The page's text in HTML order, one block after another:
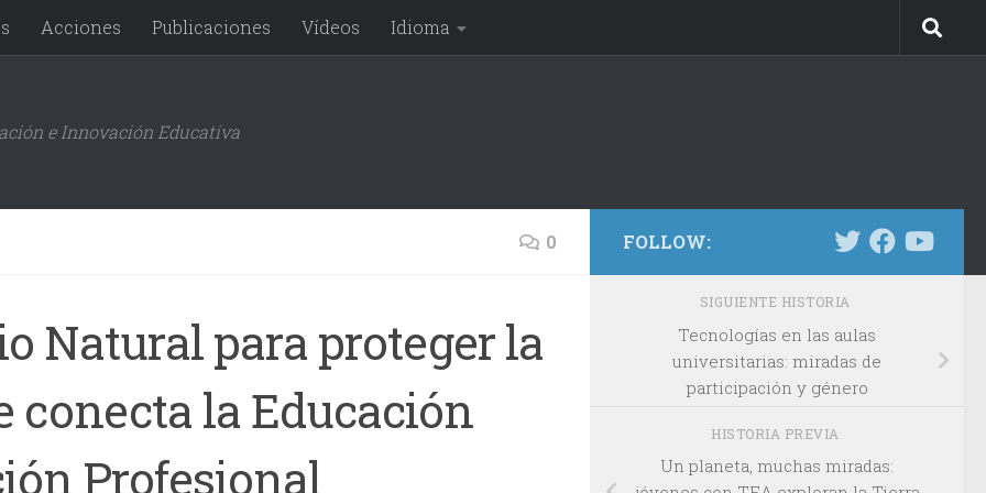
Acciones Publicaciones Vídeos Idioma
e Innovación Educativa
0
Natural para proteger la
conecta la Educación
Profesional
FOLLOW:
SIGUIENTE HISTORIA
Tecnologías en las aulas
universitarias: miradas de
participación y género
HISTORIA PREVIA
Un planeta, muchas miradas: